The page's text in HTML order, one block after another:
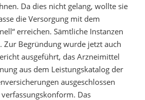
Da dies nicht gelang, wollte sie
die Versorgung mit dem
erreichen. Sämtliche Instanzen
Zur Begründung wurde jetzt auch
ausgeführt, das Arzneimittel
aus dem Leistungskatalog der
ausgeschlossen
Das